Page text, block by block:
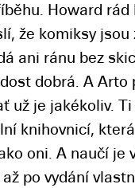
Howard rád
že komiksy jsou
ani ránu bez
dobrá. A Arto
už je jakékoliv.
knihovnicí,
oni. A naučí je
po vydání